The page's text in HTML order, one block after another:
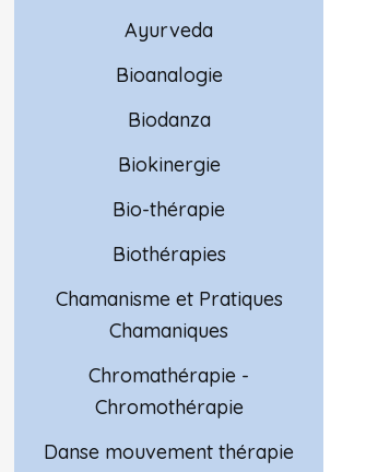
Ayurveda
Bioanalogie
Biodanza
Biokinergie
Bio-thérapie
Biothérapies
Chamanisme et Pratiques
Chamaniques
Chromathérapie -
Chromothérapie
Danse mouvement thérapie